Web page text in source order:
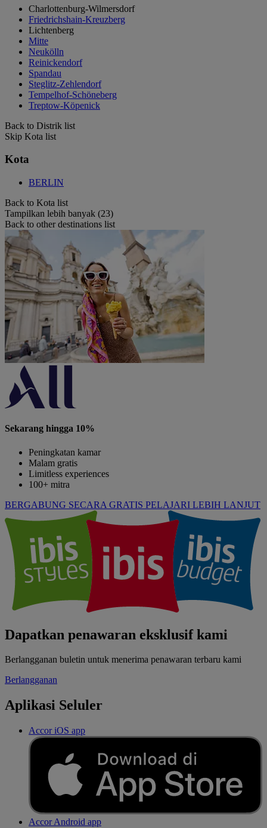
Charlottenburg-Wilmersdorf
Friedrichshain-Kreuzberg
Lichtenberg
Mitte
Neukölln
Reinickendorf
Spandau
Steglitz-Zehlendorf
Tempelhof-Schöneberg
Treptow-Köpenick
Back to Distrik list
Skip Kota list
Kota
BERLIN
Back to Kota list
Tampilkan lebih banyak (23)
Back to other destinations list
Sekarang hingga 10%
Peningkatan kamar
Malam gratis
Limitless experiences
100+ mitra
BERGABUNG SECARA GRATIS PELAJARI LEBIH LANJUT
Dapatkan penawaran eksklusif kami
Berlangganan buletin untuk menerima penawaran terbaru kami
Berlangganan
Aplikasi Seluler
Accor iOS app
Accor Android app